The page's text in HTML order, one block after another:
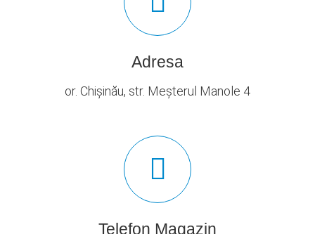
Adresa
or. Chișinău, str. Meșterul Manole 4
Telefon Magazin